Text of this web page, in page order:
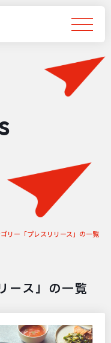
リー「プレスリリース」の一覧
ース」の一覧